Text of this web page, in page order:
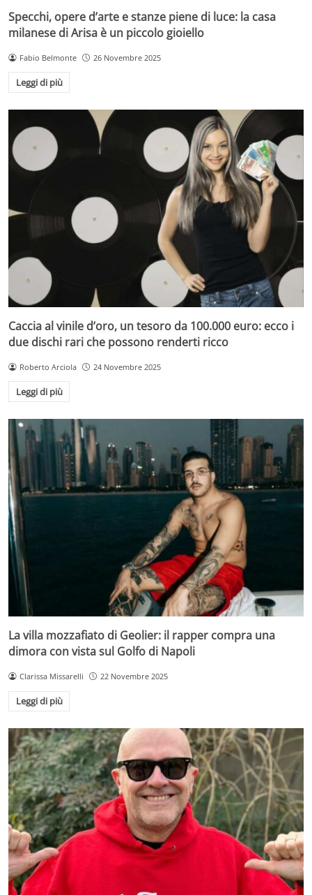
Specchi, opere d’arte e stanze piene di luce: la casa
milanese di Arisa è un piccolo gioiello
Fabio Belmonte 26 Novembre 2025
Leggi di più
Caccia al vinile d’oro, un tesoro da 100.000 euro: ecco i
due dischi rari che possono renderti ricco
Roberto Arciola 24 Novembre 2025
Leggi di più
La villa mozzafiato di Geolier: il rapper compra una
dimora con vista sul Golfo di Napoli
Clarissa Missarelli 22 Novembre 2025
Leggi di più